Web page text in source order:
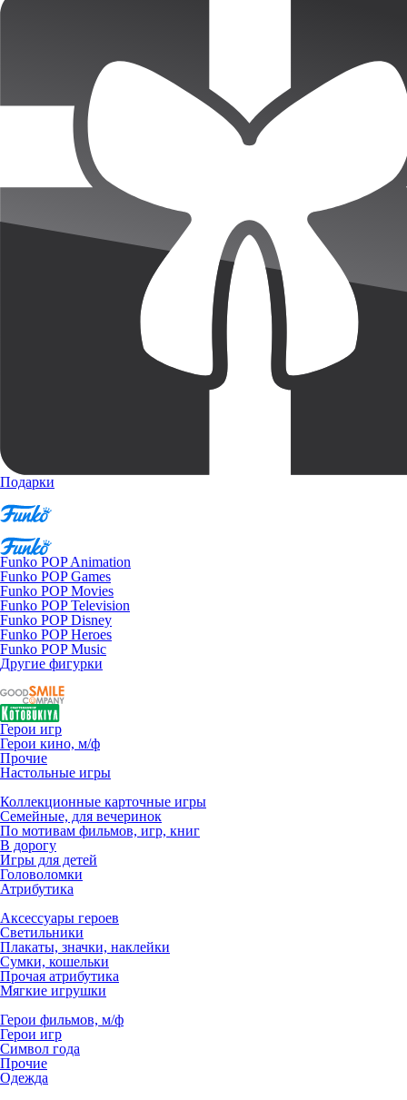
Подарки
Funko POP Animation
Funko POP Games
Funko POP Movies
Funko POP Television
Funko POP Disney
Funko POP Heroes
Funko POP Music
Другие фигурки
Герои игр
Герои кино, м/ф
Прочие
Настольные игры
Коллекционные карточные игры
Семейные, для вечеринок
По мотивам фильмов, игр, книг
В дорогу
Игры для детей
Головоломки
Атрибутика
Аксессуары героев
Светильники
Плакаты, значки, наклейки
Сумки, кошельки
Прочая атрибутика
Мягкие игрушки
Герои фильмов, м/ф
Герои игр
Символ года
Прочие
Одежда